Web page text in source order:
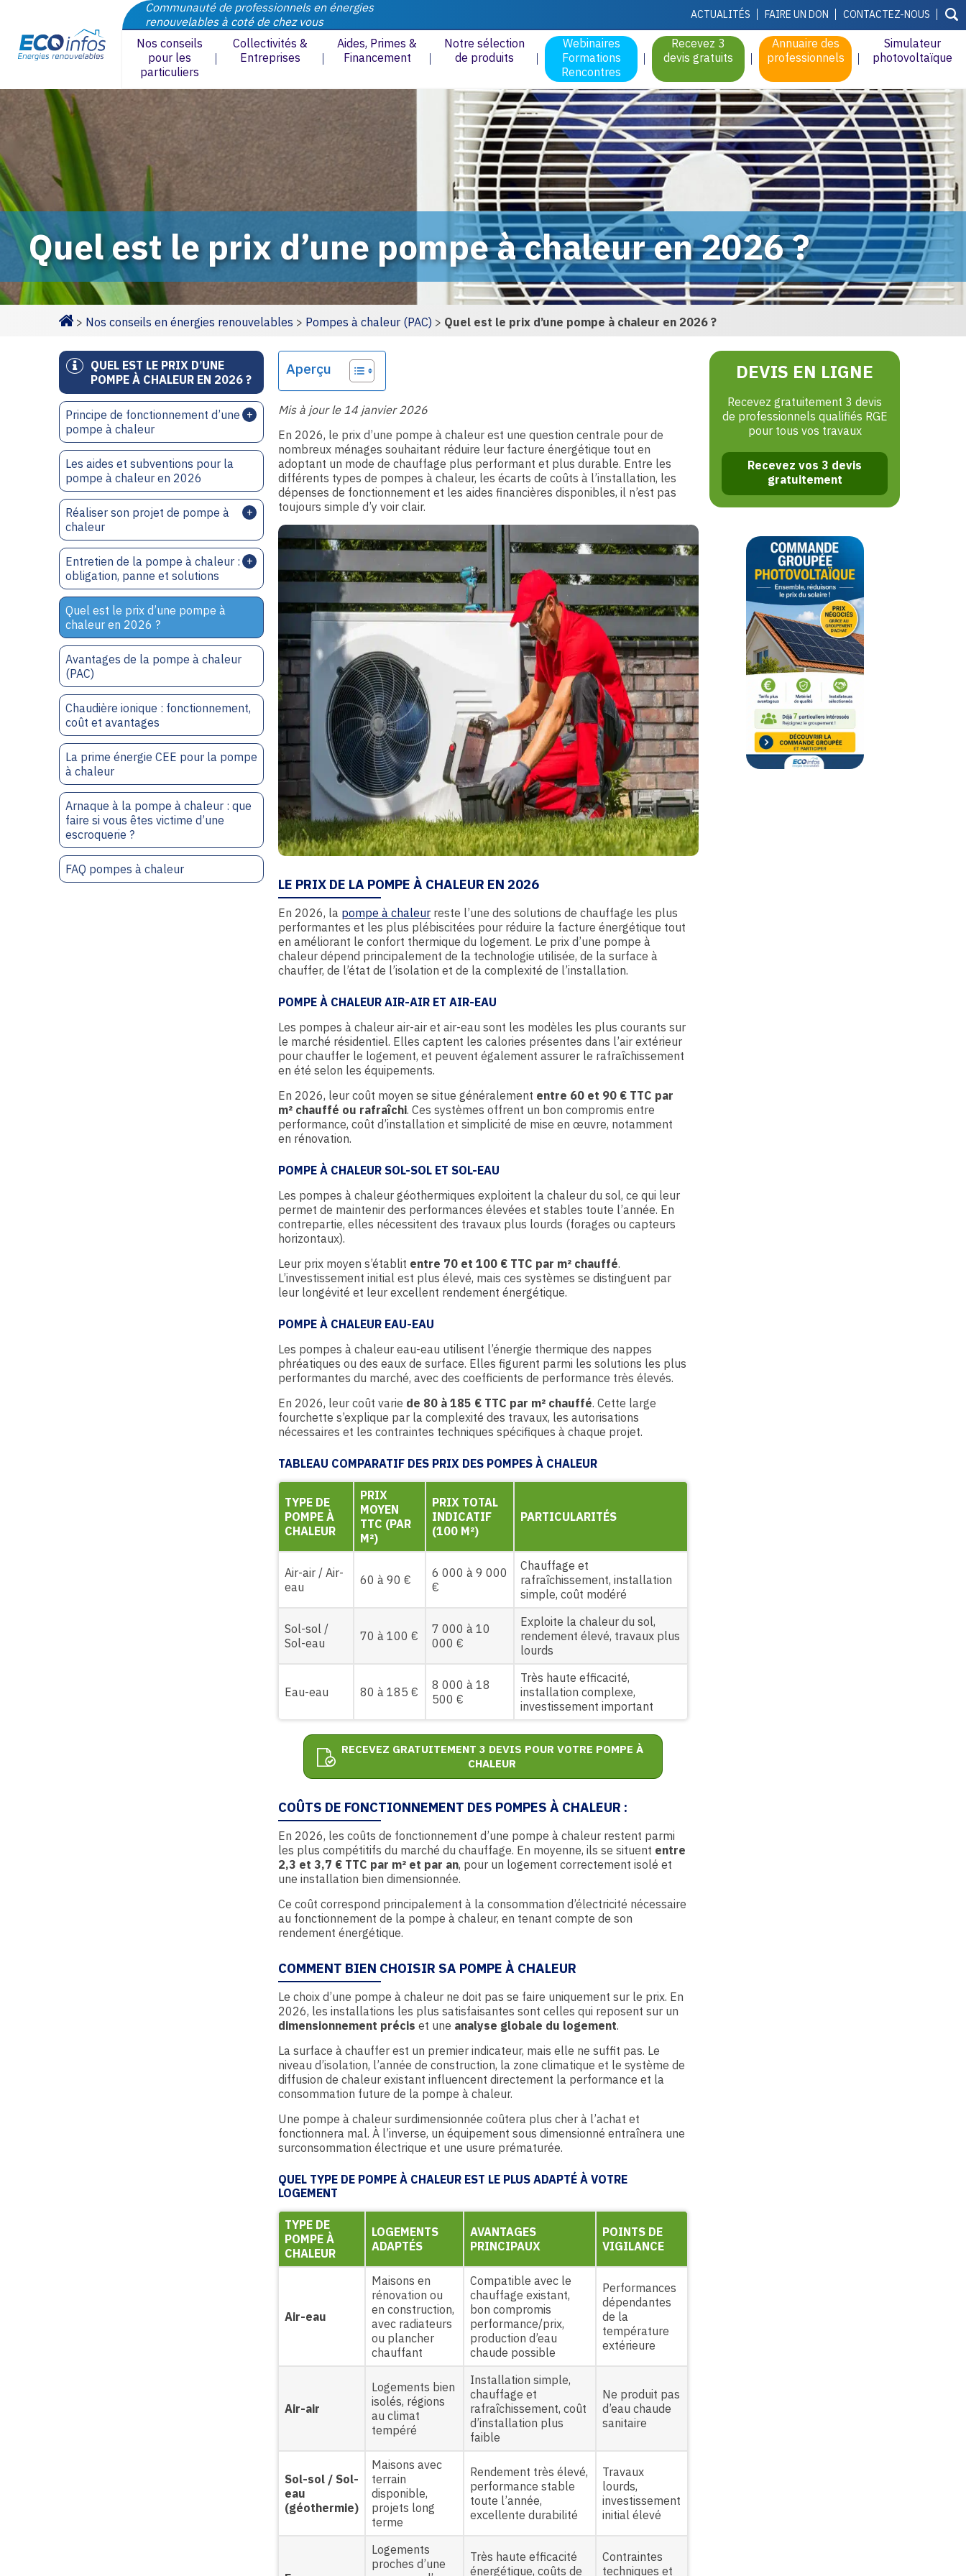
Communauté de professionnels en énergies
renouvelables à coté de chez vous
ACTUALITÉS FAIRE UN DON CONTACTEZ-NOUS
Nos conseils
pour les
particuliers
Collectivités &
Entreprises
Aides, Primes &
Financement
Notre sélection
de produits
Webinaires
Formations
Rencontres
Recevez 3
devis gratuits
Annuaire des
professionnels
Simulateur
photovoltaïque
Quel est le prix d’une pompe à chaleur en 2026 ?
> Nos conseils en énergies renouvelables > Pompes à chaleur (PAC) > Quel est le prix d’une pompe à chaleur en 2026 ?
QUEL EST LE PRIX D’UNE
POMPE À CHALEUR EN 2026 ?
Principe de fonctionnement d’une
pompe à chaleur
Les aides et subventions pour la
pompe à chaleur en 2026
Réaliser son projet de pompe à
chaleur
Entretien de la pompe à chaleur :
obligation, panne et solutions
Quel est le prix d’une pompe à
chaleur en 2026 ?
Avantages de la pompe à chaleur
(PAC)
Chaudière ionique : fonctionnement,
coût et avantages
La prime énergie CEE pour la pompe
à chaleur
Arnaque à la pompe à chaleur : que
faire si vous êtes victime d’une
escroquerie ?
FAQ pompes à chaleur
Aperçu
Mis à jour le 14 janvier 2026
En 2026, le prix d’une pompe à chaleur est une question centrale pour de
nombreux ménages souhaitant réduire leur facture énergétique tout en
adoptant un mode de chauffage plus performant et plus durable. Entre les
différents types de pompes à chaleur, les écarts de coûts à l’installation, les
dépenses de fonctionnement et les aides financières disponibles, il n’est pas
toujours simple d’y voir clair.
LE PRIX DE LA POMPE À CHALEUR EN 2026
En 2026, la pompe à chaleur reste l’une des solutions de chauffage les plus
performantes et les plus plébiscitées pour réduire la facture énergétique tout
en améliorant le confort thermique du logement. Le prix d’une pompe à
chaleur dépend principalement de la technologie utilisée, de la surface à
chauffer, de l’état de l’isolation et de la complexité de l’installation.
POMPE À CHALEUR AIR-AIR ET AIR-EAU
Les pompes à chaleur air-air et air-eau sont les modèles les plus courants sur
le marché résidentiel. Elles captent les calories présentes dans l’air extérieur
pour chauffer le logement, et peuvent également assurer le rafraîchissement
en été selon les équipements.
En 2026, leur coût moyen se situe généralement entre 60 et 90 € TTC par
m² chauffé ou rafraîchi. Ces systèmes offrent un bon compromis entre
performance, coût d’installation et simplicité de mise en œuvre, notamment
en rénovation.
POMPE À CHALEUR SOL-SOL ET SOL-EAU
Les pompes à chaleur géothermiques exploitent la chaleur du sol, ce qui leur
permet de maintenir des performances élevées et stables toute l’année. En
contrepartie, elles nécessitent des travaux plus lourds (forages ou capteurs
horizontaux).
Leur prix moyen s’établit entre 70 et 100 € TTC par m² chauffé.
L’investissement initial est plus élevé, mais ces systèmes se distinguent par
leur longévité et leur excellent rendement énergétique.
POMPE À CHALEUR EAU-EAU
Les pompes à chaleur eau-eau utilisent l’énergie thermique des nappes
phréatiques ou des eaux de surface. Elles figurent parmi les solutions les plus
performantes du marché, avec des coefficients de performance très élevés.
En 2026, leur coût varie de 80 à 185 € TTC par m² chauffé. Cette large
fourchette s’explique par la complexité des travaux, les autorisations
nécessaires et les contraintes techniques spécifiques à chaque projet.
TABLEAU COMPARATIF DES PRIX DES POMPES À CHALEUR
TYPE DE
POMPE À
CHALEUR
PRIX
MOYEN
TTC (PAR
M²)
PRIX TOTAL
INDICATIF
(100 M²)
PARTICULARITÉS
Air-air / Air-
eau
60 à 90 €
6 000 à 9 000
€
Chauffage et
rafraîchissement, installation
simple, coût modéré
Sol-sol /
Sol-eau
70 à 100 €
7 000 à 10
000 €
Exploite la chaleur du sol,
rendement élevé, travaux plus
lourds
Eau-eau 80 à 185 €
8 000 à 18
500 €
Très haute efficacité,
installation complexe,
investissement important
RECEVEZ GRATUITEMENT 3 DEVIS POUR VOTRE POMPE À
CHALEUR
COÛTS DE FONCTIONNEMENT DES POMPES À CHALEUR :
En 2026, les coûts de fonctionnement d’une pompe à chaleur restent parmi
les plus compétitifs du marché du chauffage. En moyenne, ils se situent entre
2,3 et 3,7 € TTC par m² et par an, pour un logement correctement isolé et
une installation bien dimensionnée.
Ce coût correspond principalement à la consommation d’électricité nécessaire
au fonctionnement de la pompe à chaleur, en tenant compte de son
rendement énergétique.
COMMENT BIEN CHOISIR SA POMPE À CHALEUR
Le choix d’une pompe à chaleur ne doit pas se faire uniquement sur le prix. En
2026, les installations les plus satisfaisantes sont celles qui reposent sur un
dimensionnement précis et une analyse globale du logement.
La surface à chauffer est un premier indicateur, mais elle ne suffit pas. Le
niveau d’isolation, l’année de construction, la zone climatique et le système de
diffusion de chaleur existant influencent directement la performance et la
consommation future de la pompe à chaleur.
Une pompe à chaleur surdimensionnée coûtera plus cher à l’achat et
fonctionnera mal. À l’inverse, un équipement sous dimensionné entraînera une
surconsommation électrique et une usure prématurée.
QUEL TYPE DE POMPE À CHALEUR EST LE PLUS ADAPTÉ À VOTRE
LOGEMENT
TYPE DE
POMPE À
CHALEUR
LOGEMENTS
ADAPTÉS
AVANTAGES
PRINCIPAUX
POINTS DE
VIGILANCE
Air-eau
Maisons en
rénovation ou
en construction,
avec radiateurs
ou plancher
chauffant
Compatible avec le
chauffage existant,
bon compromis
performance/prix,
production d’eau
chaude possible
Performances
dépendantes
de la
température
extérieure
Air-air
Logements bien
isolés, régions
au climat
tempéré
Installation simple,
chauffage et
rafraîchissement, coût
d’installation plus
faible
Ne produit pas
d’eau chaude
sanitaire
Sol-sol / Sol-
eau
(géothermie)
Maisons avec
terrain
disponible,
projets long
terme
Rendement très élevé,
performance stable
toute l’année,
excellente durabilité
Travaux
lourds,
investissement
initial élevé
Logements
proches d’une
Très haute efficacité
énergétique, coûts de
Contraintes
techniques et
DEVIS EN LIGNE
Recevez gratuitement 3 devis
de professionnels qualifiés RGE
pour tous vos travaux
Recevez vos 3 devis
gratuitement